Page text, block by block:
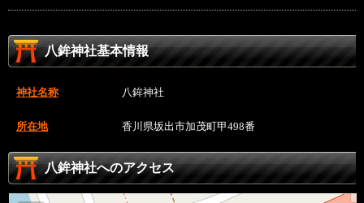
八鉾神社基本情報
神社名称 八鉾神社
所在地 香川県坂出市加茂町甲498番
八鉾神社へのアクセス